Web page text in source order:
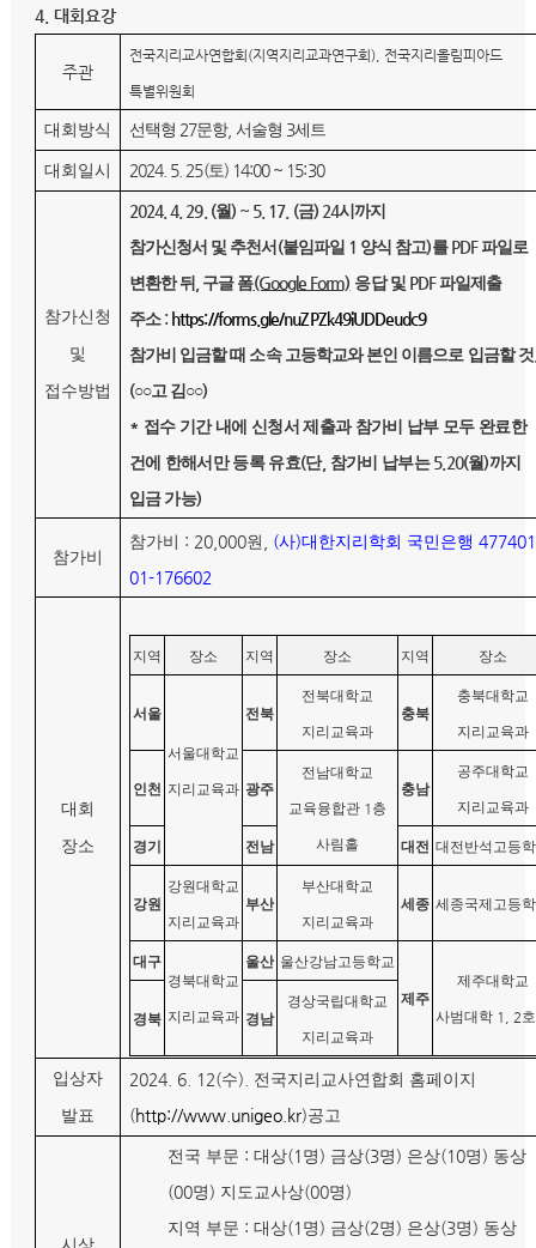
4. 대회요강
주관
전국지리교사연합회(지역지리교과연구회), 전국지리올림피아드
특별위원회
대회방식 선택형 27문항, 서술형 3세트
대회일시 2024. 5. 25(토) 14:00 ~ 15:30
참가신청
및
접수방법
2024. 4. 29. (월) ~ 5. 17. (금) 24시까지
참가신청서 및 추천서 (붙임파일 1 양식 참고)를 PDF 파일로
변환한 뒤 구글 폼(Google Form) 응답 및 PDF 파일제출
주소 : https://forms.gle/nuZPZk49iUDDeudc9
참가비 입금할 때 소속 고등학교와 본인 이름으로 입금할 것
(○○고 김 ○○)
* 접수 기간 내에 신청서 제출과 참가비 납부 모두 완료한
건에 한해서만 등록 유효(단, 참가비 납부는 5.20(월)까지
입금 가능)
참가비
참가비 : 20,000원 (사)대한지리학회 국민은행
01-176602
대회
장소
지역 장소 지역 장소 지역 장소
서울
서울대학교
지리교육과
전북
전북대학교
지리교육과
충북
충북대학교
지리교육과
인천 광주
전남대학교
교육융합관 1 층
사림홀
충남
공주대학교
지리교육과
경기 전남 대전 대전반석고등
강원
강원대학교
지리교육과
부산
부산대학교
지리교육과
세종 세종국제고등
대구
경북대학교
지리교육과
울산 울산강남고등학교
제주
제주대학교
사범대학 1, 2
경북 경남
경상국립대학교
지리교육과
입상자
발표
2024. 6. 12(수). 전국지리교사연합회 홈페이지
(http://www.unigeo.kr)공고
전국 부문 : 대상(1 명) 금상(3명) 은상(10명) 동상
(00명) 지도교사상(00명)
지역 부문 : 대상(1 명) 금상(2명) 은상(3명) 동상